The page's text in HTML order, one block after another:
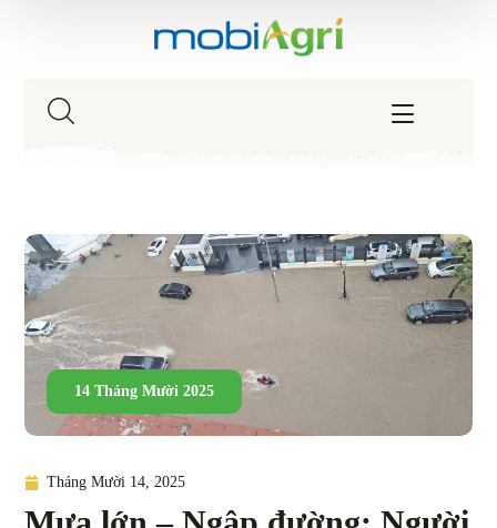
14 Tháng Mười 2025
Tháng Mười 14, 2025